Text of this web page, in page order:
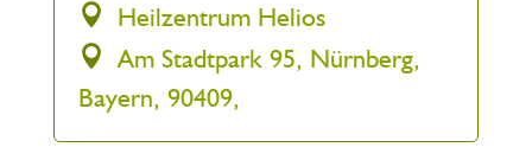
Heilzentrum Helios
Am Stadtpark 95, Nürnberg,
Bayern, 90409,